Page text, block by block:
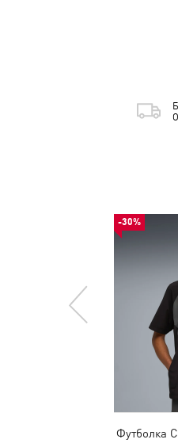
-30%
Футболка